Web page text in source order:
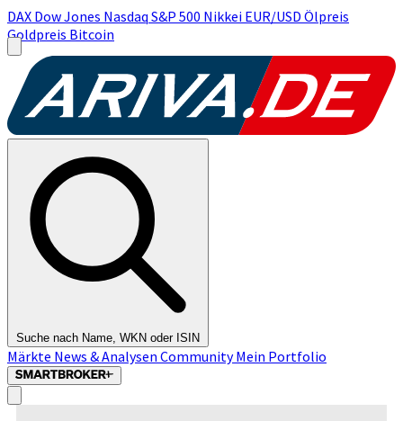
DAX Dow Jones Nasdaq S&P 500 Nikkei EUR/USD Ölpreis
Goldpreis Bitcoin
Suche nach Name, WKN oder ISIN
Märkte News & Analysen CommunityMein Portfolio